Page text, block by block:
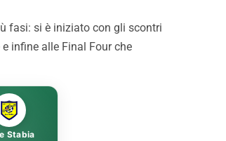
fasi: si è iniziato con gli scontri
infine alle Final Four che
Stabia
2: Le
gli